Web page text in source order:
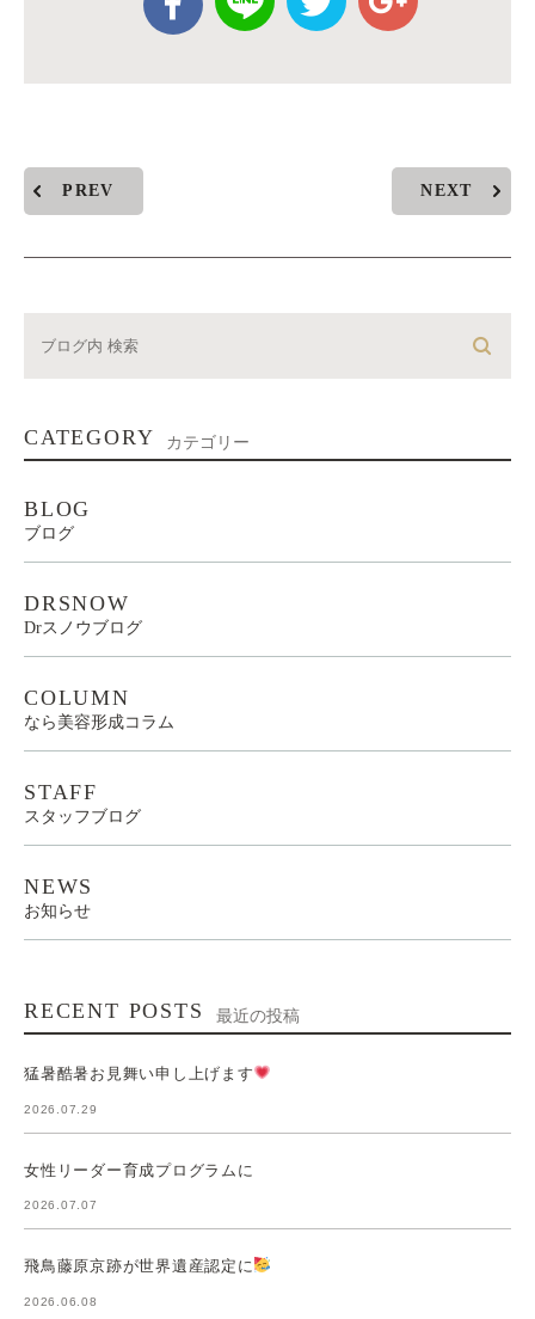
PREV NEXT
CATEGORY カテゴリー
BLOG
ブログ
DRSNOW
Drスノウブログ
COLUMN
なら美容形成コラム
STAFF
スタッフブログ
NEWS
お知らせ
RECENT POSTS 最近の投稿
猛暑酷暑お見舞い申し上げます
2026.07.29
女性リーダー育成プログラムに
2026.07.07
飛鳥藤原京跡が世界遺産認定に
2026.06.08